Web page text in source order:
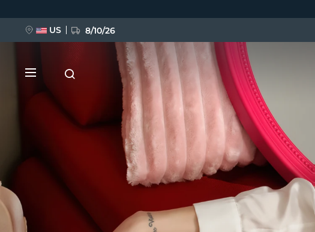
US 8/10/26
BREAKING NEWS